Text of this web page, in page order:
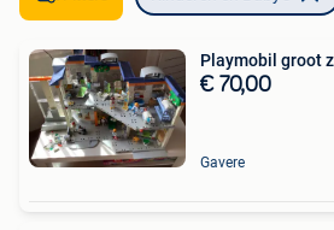
Playmobil groot
€ 70,00
Gavere